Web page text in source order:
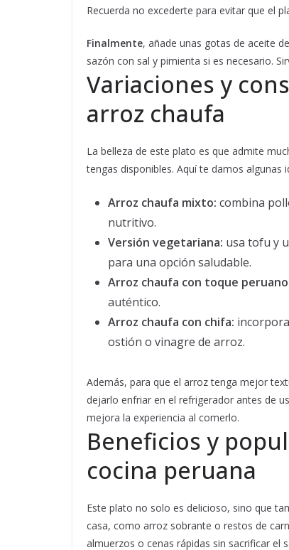
Recuerda no excederte para evitar que el
Finalmente, añade unas gotas de aceite
sazón con sal y pimienta si es necesario.
Variaciones y
arroz chaufa
La belleza de este plato es que admite
tengas disponibles. Aquí te damos algunas
Arroz chaufa mixto: combina
nutritivo.
Versión vegetariana: usa tofu y
para una opción saludable.
Arroz chaufa con toque
auténtico.
Arroz chaufa con chifa:
ostión o vinagre de arroz.
Además, para que el arroz tenga mejor
dejarlo enfriar en el refrigerador antes de
mejora la experiencia al comerlo.
Beneficios y
cocina peruana
Este plato no solo es delicioso, sino que
casa, como arroz sobrante o restos de
almuerzos o cenas rápidas sin sacrificar el